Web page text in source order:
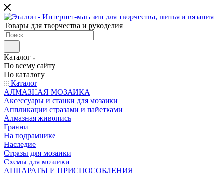
Товары для творчества и рукоделия
Каталог
По всему сайту
По каталогу
Каталог
АЛМАЗНАЯ МОЗАИКА
Аксессуары и станки для мозаики
Аппликации стразами и пайетками
Алмазная живопись
Гранни
На подрамнике
Наследие
Стразы для мозаики
Схемы для мозаики
АППАРАТЫ И ПРИСПОСОБЛЕНИЯ